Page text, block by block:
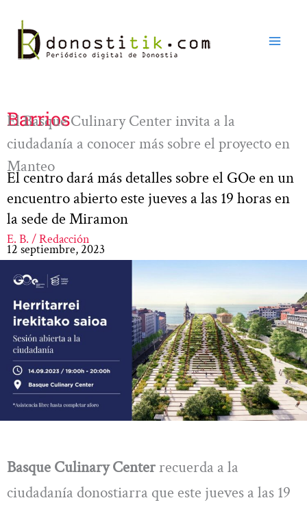
contenido
Barrios
El Basque Culinary Center invita a la
ciudadanía a conocer más sobre el proyecto en
Manteo
El centro dará más detalles sobre el GOe en un
encuentro abierto este jueves a las 19 horas en
la sede de Miramon
E. B. / Redacción
12 septiembre, 2023
Basque Culinary Centerrecuerda a la
ciudadanía donostiarra que este jueves a las 19